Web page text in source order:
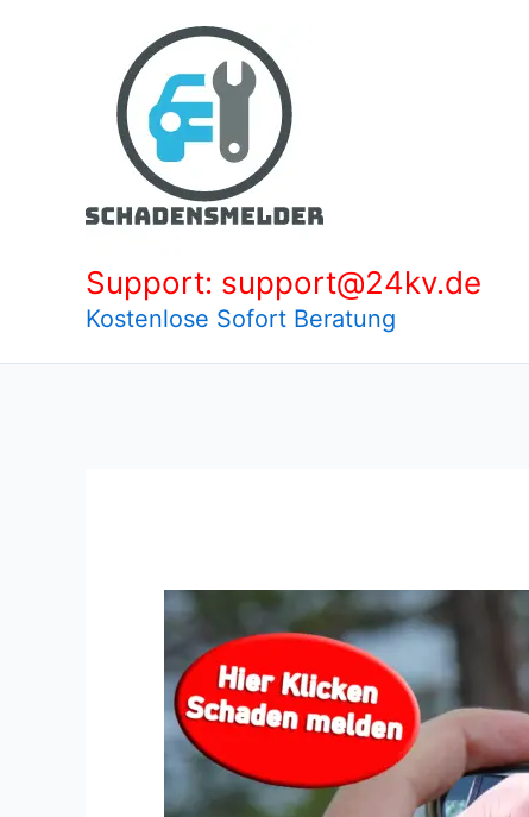
Support: support@24kv.de
Kostenlose Sofort Beratung